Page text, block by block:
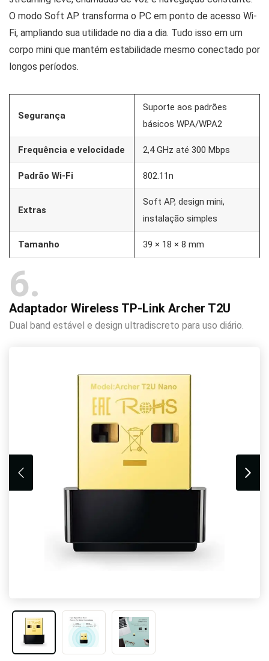
O modo Soft AP transforma o PC em ponto de acesso Wi-
Fi, ampliando sua utilidade no dia a dia. Tudo isso em um
corpo mini que mantém estabilidade mesmo conectado por
longos períodos.
Segurança
Suporte aos padrões
básicos WPA/WPA2
Frequência e velocidade 2,4 GHz até 300 Mbps
Padrão Wi-Fi 802.11n
Extras
Soft AP, design mini,
instalação simples
Tamanho 39 × 18 × 8 mm
6
Adaptador Wireless TP-Link Archer T2U
Dual band estável e design ultradiscreto para uso diário.